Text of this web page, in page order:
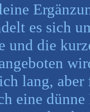
es sich
und die
lang, aber
eine